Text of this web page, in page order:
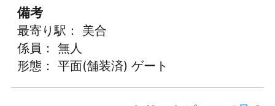
備考
最寄り駅： 美合
係員： 無人
形態： 平面(舗装済) ゲート